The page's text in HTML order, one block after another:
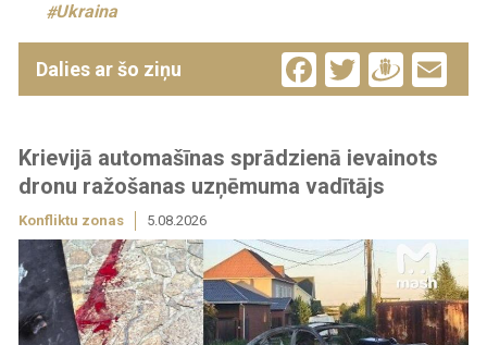
Ukraina
Dalies ar šo ziņu Facebook
Twitter
Krievijā automašīnas sprādzienā ievainots
dronu ražošanas uzņēmuma vadītājs
Konfliktu zonas 5.08.2026